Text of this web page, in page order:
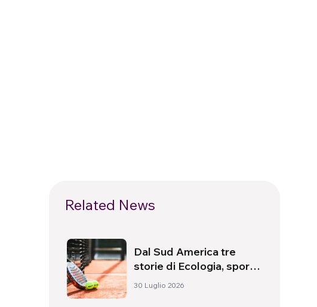
Related News
Dal Sud America tre
storie di Ecologia, sport
e salute
30 Luglio 2026